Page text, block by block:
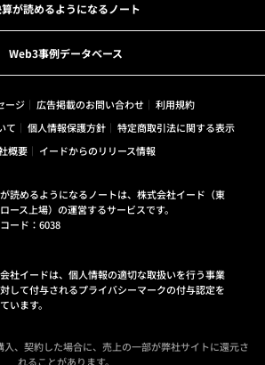
が読めるようになるノート
Web3事例データベース
ージ 広告掲載のお問い合わせ
利用規約
て
個人情報保護方針
特定商取引法に関する表示
概要
イードからのリリース情報
読めるようになるノートは、株式会社イード（東
ース上場）の運営するサービスです。
ード：6038
社イードは、個人情報の適切な取扱いを行う事業
して付与されるプライバシーマークの付与認定を
います。
、契約した場合に、売上の一部が弊社サイトに還元さ
れることがあります。